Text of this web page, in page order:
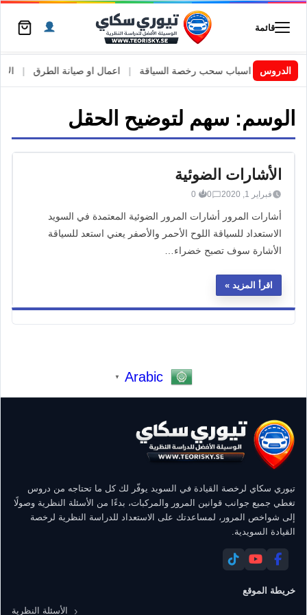
قائمة
الدروس
| اسباب سحب رخصة السياقة اعمال او صيانة الطرق
الوسم: سهم لتوضيح الحقل
الأشارات الضوئية
فبراير 1, 2020 0
0
أشارات المرور أشارات المرور الضوئية المعتمدة في السويد
الاستعداد للسياقة اللوح الأحمر والأصفر يعني استعد للسياقة
الأشارة سوف تصبح خضراء…
اقرأ المزيد
Arabic
▼
تيوري سكاي لرخصة القيادة في السويد يوفّر لك كل ما تحتاجه من دروس
تغطي جميع جوانب قوانين المرور والمركبات، بدءًا من الأسئلة النظرية وصولًا
إلى شواخص المرور، لمساعدتك على الاستعداد للدراسة النظرية لرخصة
القيادة السويدية.
خريطة الموقع
الأسئلة النظرية